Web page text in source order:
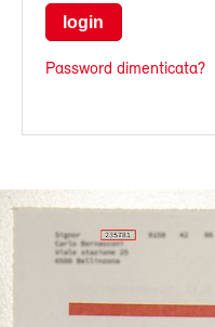
login
Password dimenticata?